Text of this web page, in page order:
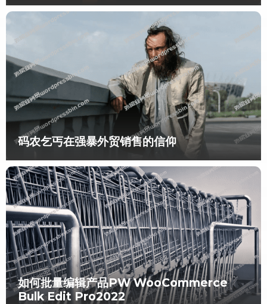
码农乞丐在强暴外贸销售的信仰
如何批量编辑产品PW WooCommerce
Bulk Edit Pro2022